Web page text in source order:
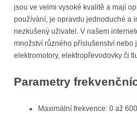
jsou ve velmi vysoké kvalitě a mají
používání, je opravdu jednoduché a
nezkušený uživatel. V našem
množství různého příslušenství nebo
elektromotory, elektropřevodovky či
Parametry
Maximální frekvence: 0 až